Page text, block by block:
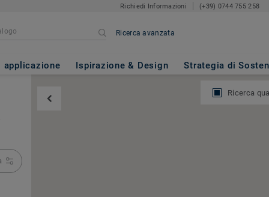
Richiedi Informazioni (+39) 0744 755 258
Ricerca avanzata
applicazione Ispirazione & Design Strategia di
Ricerca